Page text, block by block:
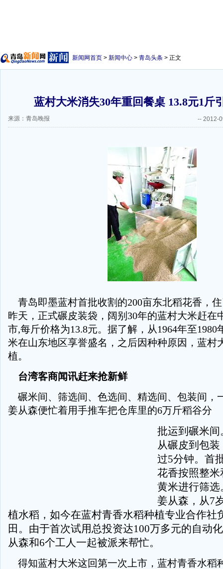
新闻网首页 > 新闻中心 > 青岛头条 > 正文
蓝村大米消失30年重回餐桌 13.8元1斤
来源：青岛晚报 -- 2012-
青岛即墨蓝村首批收割的200亩东北稻花香，
昨天，正式碾皮装袋，阔别30年的蓝村大米赶在
市,每斤价格为13.8元。据了解，从1964年至1980
米在山东地区享誉盛名，之后因种种原因，蓝村
植。
台湾客商闻讯赶来抢新鲜
碾米间、筛选间、色选间、精选间、包装间，
姜从森便忙着用手推车把仓库里的6万斤稻谷分
批运到碾米
从碾皮到包
过5分钟。首
花香按照整
黄米进行筛
姜从森，从7
植水稻，如今在蓝村青香水稻种植专业合作社
田。由于首次试用总投资达100万多元的自动
从森和6个工人一起被派来帮忙。
得知蓝村大米这回第一次上市，蓝村青香水稻